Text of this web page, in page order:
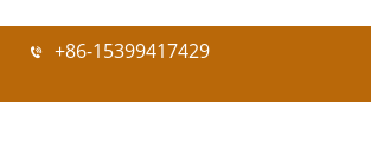
+86-15399417429